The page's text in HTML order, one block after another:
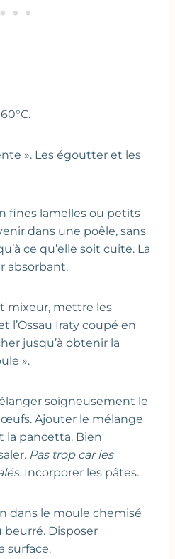
». Les égoutter et les
fines lamelles ou petits
dans une poêle, sans
ce qu’elle soit cuite. La
absorbant.
mixeur, mettre les
l’Ossau Iraty coupé en
jusqu’à obtenir la
».
soigneusement le
Ajouter le mélange
la pancetta. Bien
Pas trop car les
Incorporer les pâtes.
dans le moule chemisé
beurré. Disposer
surface.